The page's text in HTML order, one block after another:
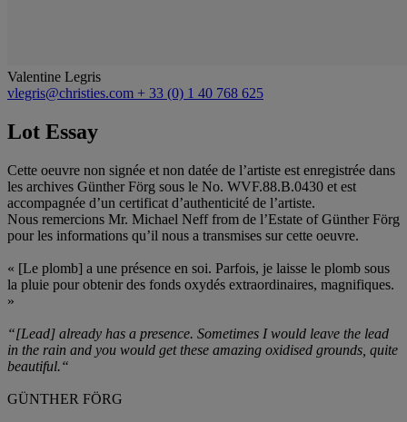
Valentine Legris
vlegris@christies.com + 33 (0) 1 40 768 625
Lot Essay
Cette oeuvre non signée et non datée de l’artiste est enregistrée dans
les archives Günther Förg sous le No. WVF.88.B.0430 et est
accompagnée d’un certificat d’authenticité de l’artiste.
Nous remercions Mr. Michael Neff from de l’Estate of Günther Förg
pour les informations qu’il nous a transmises sur cette oeuvre.
« [Le plomb] a une présence en soi. Parfois, je laisse le plomb sous
la pluie pour obtenir des fonds oxydés extraordinaires, magnifiques.
»
“[Lead] already has a presence. Sometimes I would leave the lead
in the rain and you would get these amazing oxidised grounds, quite
beautiful.“
GÜNTHER FÖRG